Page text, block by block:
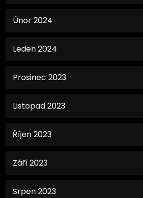
Únor 2024
Leden 2024
Prosinec 2023
Listopad 2023
Říjen 2023
Září 2023
Srpen 2023